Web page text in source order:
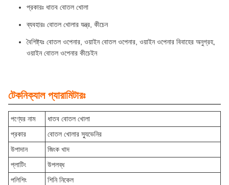
প্রকারঃ ধাতব বোতল খোলা
ব্যবহারঃ বোতল খোলার যন্ত্র, কীচেন
বৈশিষ্ট্যঃ বোতল ওপেনার, ওয়াইন বোতল ওপেনার, ওয়াইন ওপেনার বিবাহের অনুগ্রহ,
ওয়াইন বোতল ওপেনার কীচেইন
টেকনিক্যাল প্যারামিটারঃ
পণ্যের নাম
ধাতব বোতল খোলা
প্রকার
বোতল খোলার স্যুভেনির
উপাদান
জিংক খাদ
প্লাটিং
উপলব্ধ
পলিশিং
শিনি নিকেল